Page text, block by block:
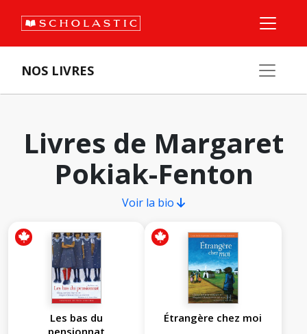
NOS LIVRES
Livres de Margaret
Pokiak-Fenton
Voir la bio
Les bas du
pensionnat
Étrangère chez moi